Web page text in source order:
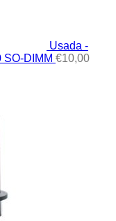
Usada -
SO-DIMM €10,00